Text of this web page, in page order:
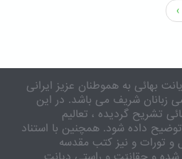
بهائی به هموطنان عزیز ایرانی
زبانان شریف می باشد. در این
تشریح گردیده ، تعالیم
داده شود. همچنین با استناد
و تورات و نیز کتب مقدسه